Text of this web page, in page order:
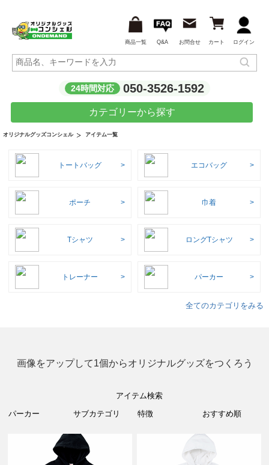
商品一覧 Q&A お問合せ カート ログイン
24時間対応 050-3526-1592
カテゴリーから探す
オリジナルグッズコンシェル アイテム一覧
トートバッグ エコバッグ
ポーチ 巾着
Tシャツ ロングTシャツ
トレーナー パーカー
全てのカテゴリをみる
画像をアップして1個からオリジナルグッズをつくろう
アイテム検索